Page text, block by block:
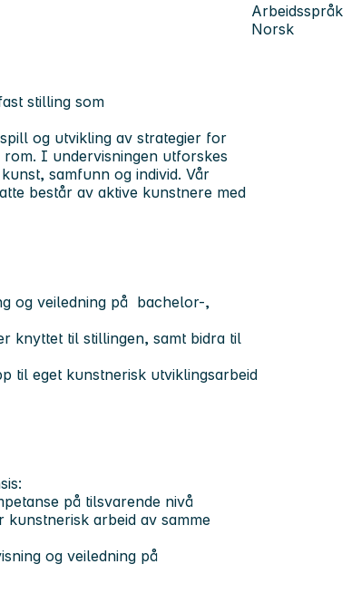
Arbeidsspråk
Norsk
stilling som
og utvikling av strategier for
I undervisningen utforskes
samfunn og individ. Vår
består av aktive kunstnere med
og veiledning på bachelor-,
knyttet til stillingen, samt bidra til
til eget kunstnerisk utviklingsarbeid
på tilsvarende nivå
arbeid av samme
og veiledning på